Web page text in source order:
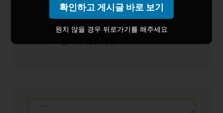
신중한 대출 이용
금전적 책임감
장기적 재무 계획
확인하고 게시글 바로 보기
원치 않을 경우 뒤로가기를 해주세요